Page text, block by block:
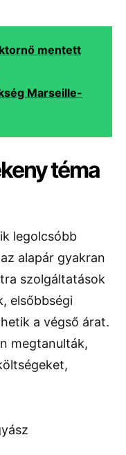
mentett
Marseille-
téma
legolcsóbb
alapár gyakran
szolgáltatások
elsőbbségi
a végső árat.
megtanulták,